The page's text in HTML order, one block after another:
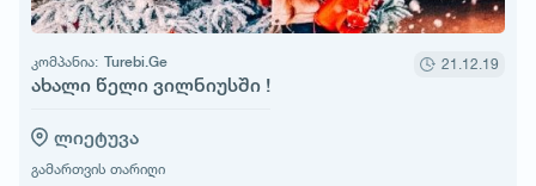
კომპანია: Turebi.Ge
ახალი წელი ვილნიუსში !
21.12.19
ლიეტუვა
გამართვის თარიღი